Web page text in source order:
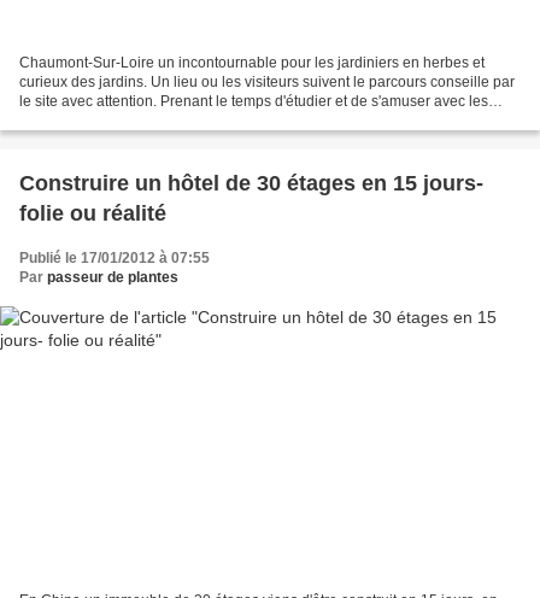
Chaumont-Sur-Loire un incontournable pour les jardiniers en herbes et
curieux des jardins. Un lieu ou les visiteurs suivent le parcours conseille par
le site avec attention. Prenant le temps d'étudier et de s'amuser avec les
Construire un hôtel de 30 étages en 15 jours-
folie ou réalité
Publié le 17/01/2012 à 07:55
Par passeur de plantes